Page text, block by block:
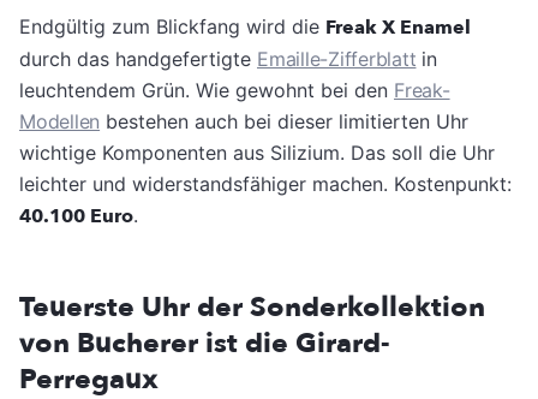
Endgültig zum Blickfang wird die Freak X Enamel
durch das handgefertigte Emaille-Zifferblatt in
leuchtendem Grün. Wie gewohnt bei den Freak-
Modellen bestehen auch bei dieser limitierten Uhr
wichtige Komponenten aus Silizium. Das soll die Uhr
leichter und widerstandsfähiger machen. Kostenpunkt:
40.100 Euro.
Teuerste Uhr der Sonderkollektion
von Bucherer ist die Girard-
Perregaux